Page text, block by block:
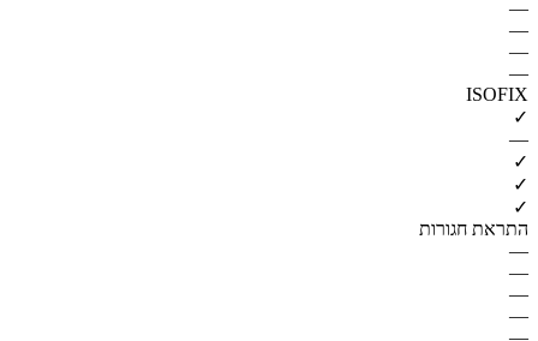
—
—
—
—
ISOFIX
✓
—
✓
✓
✓
התראת חגורות
—
—
—
—
—